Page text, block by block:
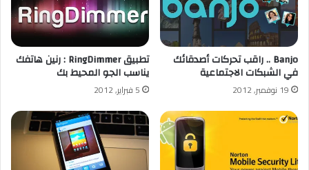
Banjo .. راقب تحركات أصدقائك
في الشبكات الاجتماعية
19 نوفمبر, 2012
تطبيق RingDimmer : رنين هاتفك
يناسب الجو المحيط بك
5 فبراير, 2012